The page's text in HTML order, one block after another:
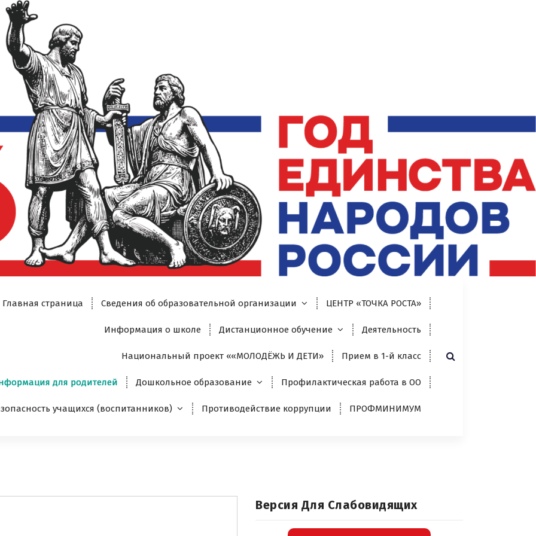
Главная страница Сведения об образовательной организации ЦЕНТР «ТОЧКА РОСТА»
Информация о школе Дистанционное обучение Деятельность
Национальный проект ««МОЛОДЁЖЬ И ДЕТИ» Прием в 1-й класс
для родителей Дошкольное образование Профилактическая работа в ОО
учащихся (воспитанников) Противодействие коррупции ПРОФМИНИМУМ
Версия Для Слабовидящих